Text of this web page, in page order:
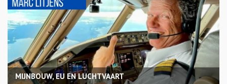
MIJNBOUW, EU EN LUCHTVAART